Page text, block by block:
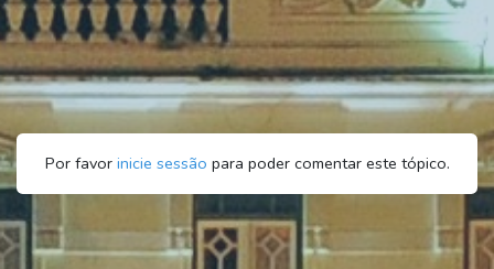
Por favor inicie sessão para poder comentar este tópico.